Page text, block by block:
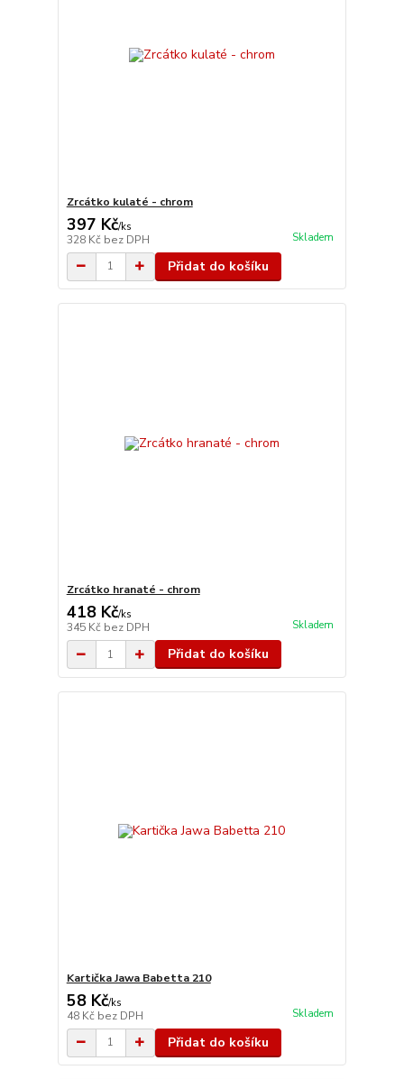
Zrcátko kulaté - chrom
397 Kč/ks
328 Kč bez DPH Skladem
Přidat do košíku
Zrcátko hranaté - chrom
418 Kč/ks
345 Kč bez DPH Skladem
Přidat do košíku
Kartička Jawa Babetta 210
58 Kč/ks
48 Kč bez DPH Skladem
Přidat do košíku